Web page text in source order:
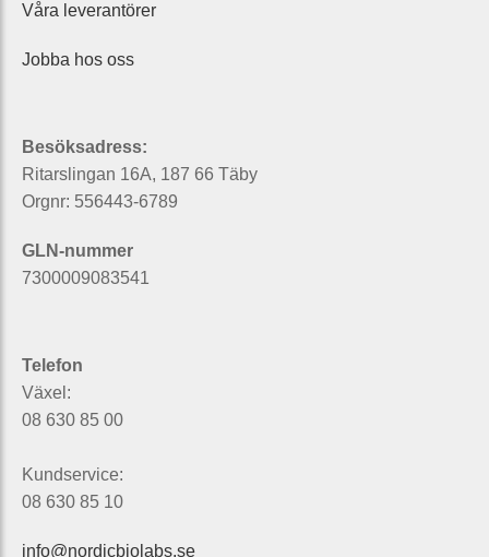
Våra leverantörer
Jobba hos oss
Besöksadress:
Ritarslingan 16A, 187 66 Täby
Orgnr: 556443-6789
GLN-nummer
7300009083541
Telefon
Växel:
08 630 85 00
Kundservice:
08 630 85 10
info@nordicbiolabs.se